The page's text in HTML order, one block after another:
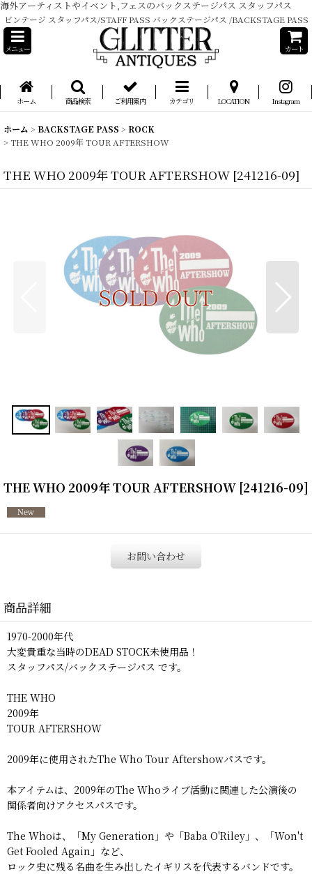
海外アーティストやイベント,フェスのバックステージパス スタッフパス
ビンテージ スタッフパス/STAFF PASS バックステージパス /BACKSTAGE PASS
メニュー カート
ホーム 商品検索 ご利用案内 カテゴリ LOCATION Instagram
ホーム > BACKSTAGE PASS > ROCK
> THE WHO 2009年 TOUR AFTERSHOW
THE WHO 2009年 TOUR AFTERSHOW [241216-09]
THE WHO 2009年 TOUR AFTERSHOW [241216-09]
お問い合わせ
商品詳細
1970-2000年代
大変貴重な当時のDEAD STOCK未使用品！
スタッフパス/バックステージパス です。
THE WHO
2009年
TOUR AFTERSHOW
2009年に使用されたThe Who Tour Aftershowパスです。
本アイテムは、2009年のThe Whoライブ活動に関連した公演後の
関係者向けアクセスパスです。
The Whoは、「My Generation」や「Baba O'Riley」、「Won't
Get Fooled Again」など、
ロック史に残る名曲を生み出したイギリスを代表するバンドです。